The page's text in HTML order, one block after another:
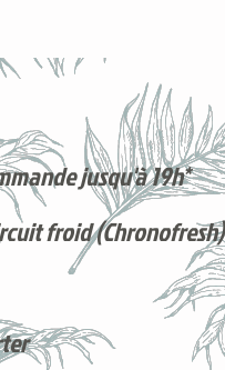
jusqu'à 19h*
froid (Chronofresh)